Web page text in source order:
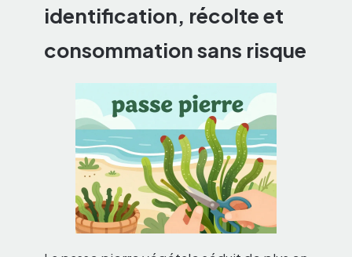
identification, récolte et
consommation sans risque